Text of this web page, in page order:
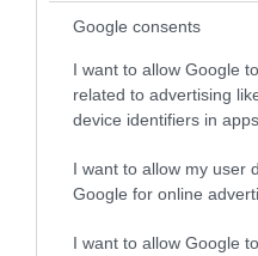
Google consents
I want to allow Google
related to advertising
device identifiers in apps.
I want to allow my user
Google for online
I want to allow Google